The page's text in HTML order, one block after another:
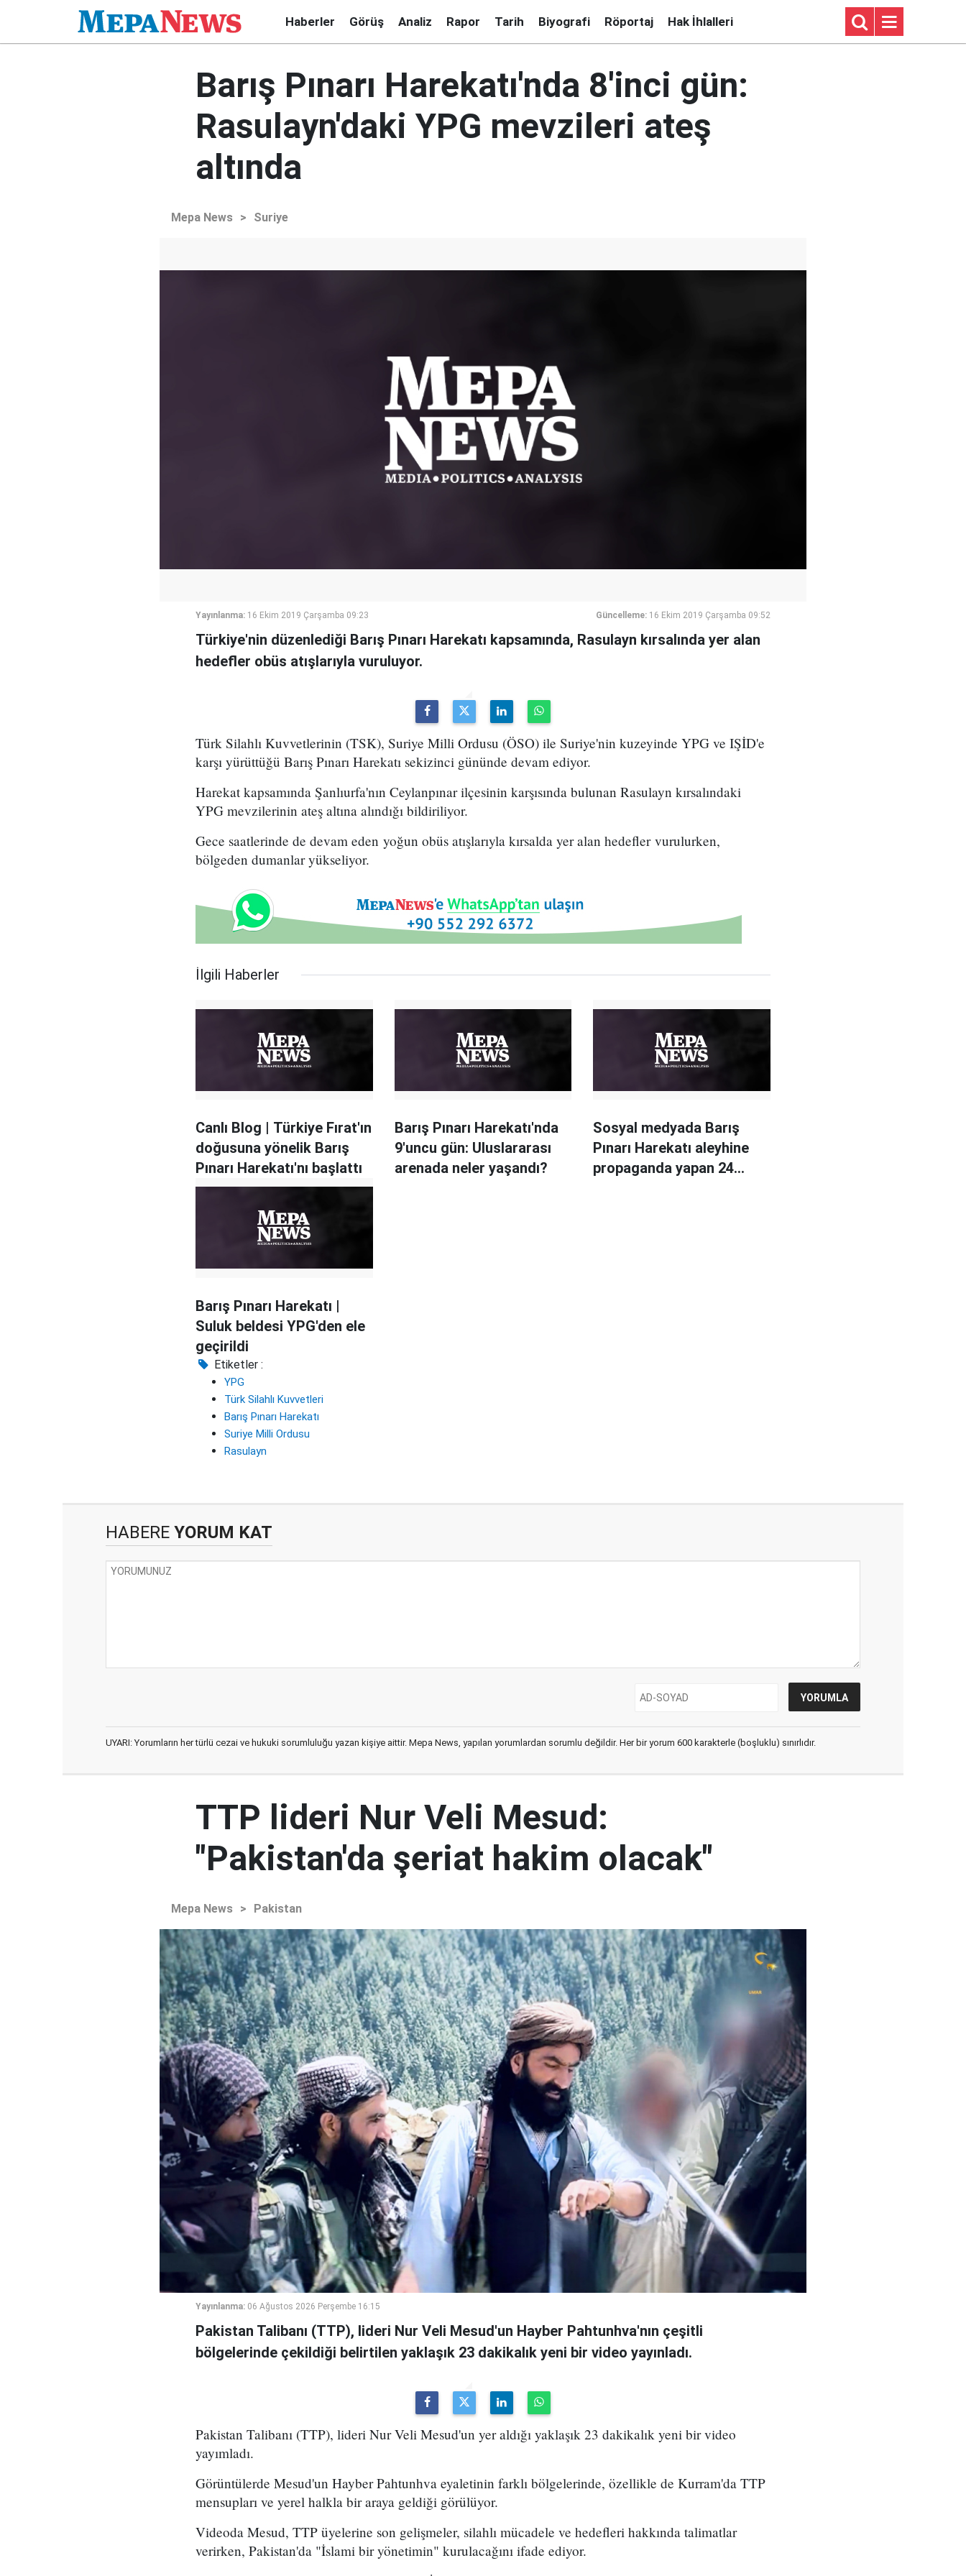
Haberler Görüş Analiz Rapor Tarih Biyografi Röportaj Hak İhlalleri
Barış Pınarı Harekatı'nda 8'inci gün:
Rasulayn'daki YPG mevzileri ateş
altında
Mepa News > Suriye
Yayınlanma: 16 Ekim 2019 Çarşamba 09:23 Güncelleme: 16 Ekim 2019 Çarşamba 09:52
Türkiye'nin düzenlediği Barış Pınarı Harekatı kapsamında, Rasulayn kırsalında yer alan
hedefler obüs atışlarıyla vuruluyor.
Türk Silahlı Kuvvetlerinin (TSK), Suriye Milli Ordusu (ÖSO) ile Suriye'nin kuzeyinde YPG ve IŞİD'e
karşı yürüttüğü Barış Pınarı Harekatı sekizinci gününde devam ediyor.
Harekat kapsamında Şanlıurfa'nın Ceylanpınar ilçesinin karşısında bulunan Rasulayn kırsalındaki
YPG mevzilerinin ateş altına alındığı bildiriliyor.
Gece saatlerinde de devam eden yoğun obüs atışlarıyla kırsalda yer alan hedefler vurulurken,
bölgeden dumanlar yükseliyor.
İlgili Haberler
Canlı Blog | Türkiye Fırat'ın
doğusuna yönelik Barış
Pınarı Harekatı'nı başlattı
Barış Pınarı Harekatı'nda
9'uncu gün: Uluslararası
arenada neler yaşandı?
Sosyal medyada Barış
Pınarı Harekatı aleyhine
propaganda yapan 24
Barış Pınarı Harekatı |
Suluk beldesi YPG'den ele
geçirildi
Etiketler :
YPG
Türk Silahlı Kuvvetleri
Barış Pınarı Harekatı
Suriye Milli Ordusu
Rasulayn
HABERE YORUM KAT
UYARI: Yorumların her türlü cezai ve hukuki sorumluluğu yazan kişiye aittir. Mepa News, yapılan yorumlardan sorumlu değildir. Her bir yorum 600 karakterle (boşluklu) sınırlıdır.
TTP lideri Nur Veli Mesud:
"Pakistan'da şeriat hakim olacak"
Mepa News > Pakistan
Yayınlanma: 06 Ağustos 2026 Perşembe 16:15
Pakistan Talibanı (TTP), lideri Nur Veli Mesud'un Hayber Pahtunhva'nın çeşitli
bölgelerinde çekildiği belirtilen yaklaşık 23 dakikalık yeni bir video yayınladı.
Pakistan Talibanı (TTP), lideri Nur Veli Mesud'un yer aldığı yaklaşık 23 dakikalık yeni bir video
yayımladı.
Görüntülerde Mesud'un Hayber Pahtunhva eyaletinin farklı bölgelerinde, özellikle de Kurram'da TTP
mensupları ve yerel halkla bir araya geldiği görülüyor.
Videoda Mesud, TTP üyelerine son gelişmeler, silahlı mücadele ve hedefleri hakkında talimatlar
verirken, Pakistan'da "İslami bir yönetimin" kurulacağını ifade ediyor.